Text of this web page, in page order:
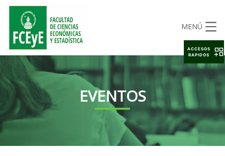
MENÚ
EVENTOS
ACCESOS
RAPIDOS